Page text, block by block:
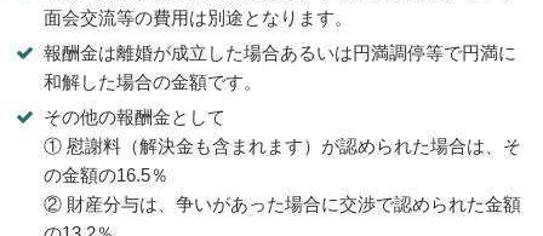
面会交流等の費用は別途となります。
報酬金は離婚が成立した場合あるいは円満調停等で円満に
和解した場合の金額です。
その他の報酬金として
① 慰謝料（解決金も含まれます）が認められた場合は、そ
の金額の16.5％
② 財産分与は、争いがあった場合に交渉で認められた金額